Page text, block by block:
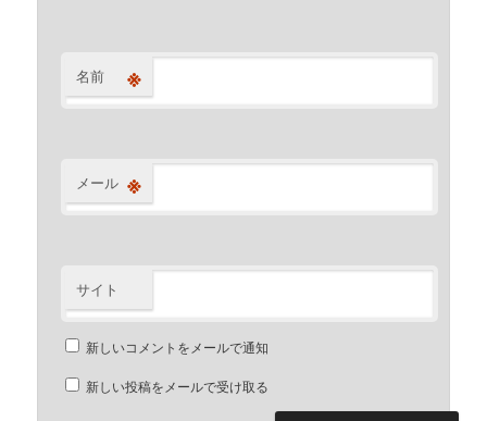
名前 ※
メール ※
サイト
新しいコメントをメールで通知
新しい投稿をメールで受け取る